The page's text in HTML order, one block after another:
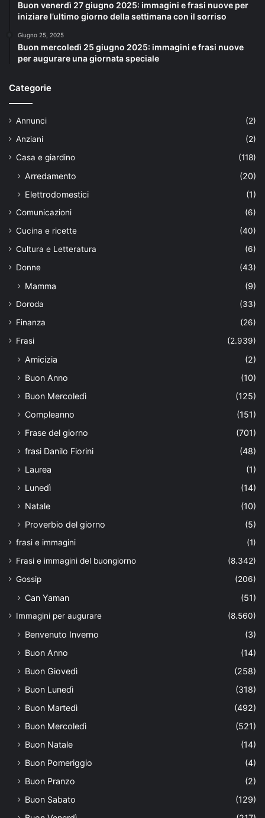
Buon venerdì 27 giugno 2025: immagini e frasi nuove per
iniziare l’ultimo giorno della settimana con il sorriso
Giugno 25, 2025
Buon mercoledì 25 giugno 2025: immagini e frasi nuove
per augurare una giornata speciale
Categorie
Annunci
(2)
Anziani
(2)
Casa e giardino
(118)
Arredamento
(20)
Elettrodomestici
(1)
Comunicazioni
(6)
Cucina e ricette
(40)
Cultura e Letteratura
(6)
Donne
(43)
Mamma (9)
Doroda
(33)
Finanza
(26)
Frasi
(2.939)
Amicizia
(2)
Buon Anno
(10)
Buon Mercoledì
(125)
Compleanno
(151)
Frase del giorno
(701)
frasi Danilo Fiorini
(48)
Laurea
(1)
Lunedì
(14)
Natale
(10)
Proverbio del giorno
(5)
frasi e immagini
(1)
Frasi e immagini del buongiorno
(8.342)
Gossip
(206)
Can Yaman (51)
Immagini per augurare (8.560)
Benvenuto Inverno
(3)
Buon Anno
(14)
Buon Giovedì
(258)
Buon Lunedì
(318)
Buon Martedì
(492)
Buon Mercoledì
(521)
Buon Natale
(14)
Buon Pomeriggio
(4)
Buon Pranzo
(2)
Buon Sabato
(129)